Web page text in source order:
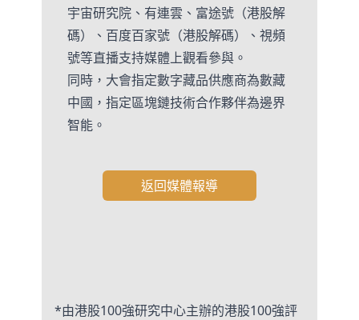
宇宙研究院、有連雲、富途號（港股解
碼）、百度百家號（港股解碼）、視頻
號等直播支持媒體上觀看參與。
同時，大會指定數字藏品供應商為數藏
中國，指定區塊鏈技術合作夥伴為邊界
智能。
返回媒體報導
*由港股100強研究中心主辦的港股100強評